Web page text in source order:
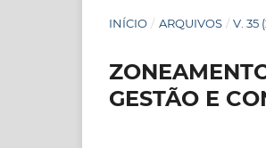
INÍCIO / ARQUIVOS / V. 35
GESTÃO E